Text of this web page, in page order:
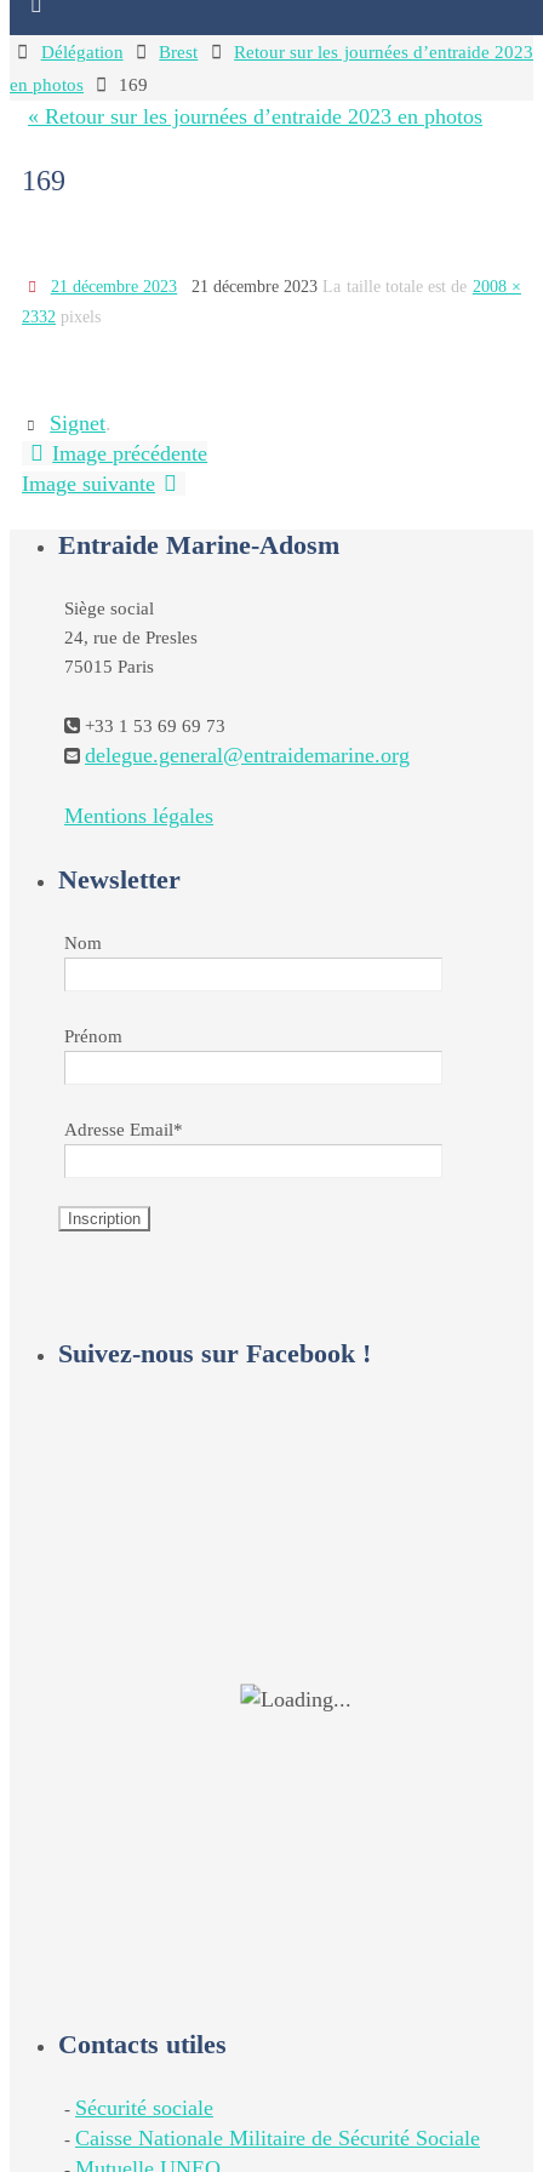
HomeDélégation Brest
Retour sur les journées d’entraide 2023
en photos
169
« Retour sur les journées d’entraide 2023 en photos
169
21 décembre 2023 21 décembre 2023 La taille totale est de 2008 ×
2332 pixels
Signet.
Image précédente
Image suivante
Entraide Marine-Adosm
Siège social
24, rue de Presles
75015 Paris
+33 1 53 69 69 73
delegue.general@entraidemarine.org
Mentions légales
Newsletter
Nom
Prénom
Adresse Email*
Suivez-nous sur Facebook !
Contacts utiles
- Sécurité sociale
- Caisse Nationale Militaire de Sécurité Sociale